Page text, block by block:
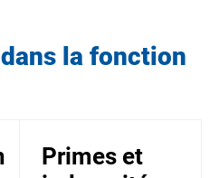
la fonction
Primes et